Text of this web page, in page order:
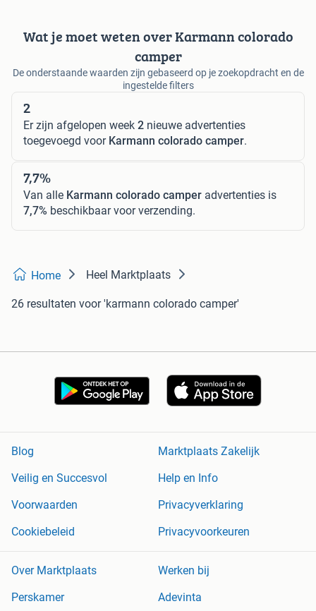
Wat je moet weten over Karmann colorado
camper
De onderstaande waarden zijn gebaseerd op je zoekopdracht en de
ingestelde filters
2
Er zijn afgelopen week 2 nieuwe advertenties
toegevoegd voor Karmann colorado camper.
7,7%
Van alle Karmann colorado camper advertenties is
7,7% beschikbaar voor verzending.
Home Heel Marktplaats
26 resultaten voor 'karmann colorado camper'
Blog
Marktplaats Zakelijk
Veilig en Succesvol
Help en Info
Voorwaarden
Privacyverklaring
Cookiebeleid
Privacyvoorkeuren
Over Marktplaats
Werken bij
Perskamer
Adevinta